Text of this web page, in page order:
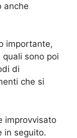
anche
importante,
sono poi
di
che si
improvvisato
in seguito.